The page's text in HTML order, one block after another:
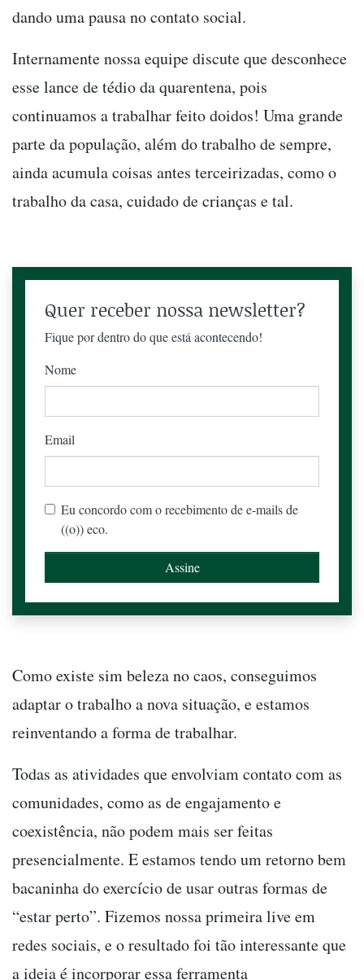
dando uma pausa no contato social.
Internamente nossa equipe discute que desconhece
esse lance de tédio da quarentena, pois
continuamos a trabalhar feito doidos! Uma grande
parte da população, além do trabalho de sempre,
ainda acumula coisas antes terceirizadas, como o
trabalho da casa, cuidado de crianças e tal.
Quer receber nossa newsletter?
Fique por dentro do que está acontecendo!
Nome
Email
Eu concordo com o recebimento de e-mails de
((o)) eco.
Como existe sim beleza no caos, conseguimos
adaptar o trabalho a nova situação, e estamos
reinventando a forma de trabalhar.
Todas as atividades que envolviam contato com as
comunidades, como as de engajamento e
coexistência, não podem mais ser feitas
presencialmente. E estamos tendo um retorno bem
bacaninha do exercício de usar outras formas de
“estar perto”. Fizemos nossa primeira live em
redes sociais, e o resultado foi tão interessante que
a ideia é incorporar essa ferramenta